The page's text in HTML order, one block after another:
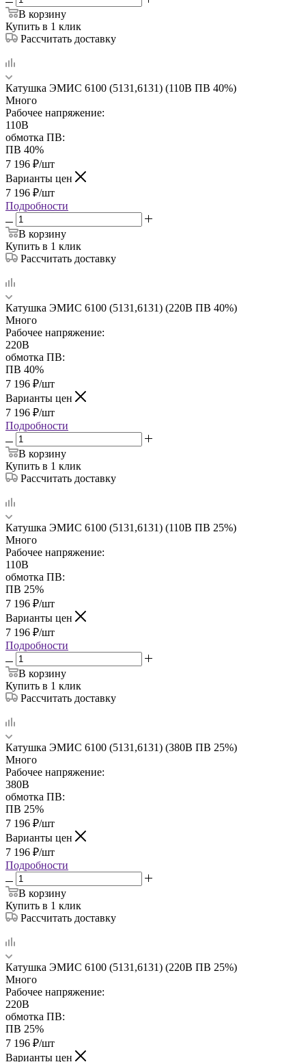
В корзину
Купить в 1 клик
Рассчитать доставку
Катушка ЭМИС 6100 (5131,6131) (110В ПВ 40%)
Много
Рабочее напряжение:
110В
обмотка ПВ:
ПВ 40%
7 196 ₽/шт
Варианты цен
7 196 ₽/шт
Подробности
В корзину
Купить в 1 клик
Рассчитать доставку
Катушка ЭМИС 6100 (5131,6131) (220В ПВ 40%)
Много
Рабочее напряжение:
220В
обмотка ПВ:
ПВ 40%
7 196 ₽/шт
Варианты цен
7 196 ₽/шт
Подробности
В корзину
Купить в 1 клик
Рассчитать доставку
Катушка ЭМИС 6100 (5131,6131) (110В ПВ 25%)
Много
Рабочее напряжение:
110В
обмотка ПВ:
ПВ 25%
7 196 ₽/шт
Варианты цен
7 196 ₽/шт
Подробности
В корзину
Купить в 1 клик
Рассчитать доставку
Катушка ЭМИС 6100 (5131,6131) (380В ПВ 25%)
Много
Рабочее напряжение:
380В
обмотка ПВ:
ПВ 25%
7 196 ₽/шт
Варианты цен
7 196 ₽/шт
Подробности
В корзину
Купить в 1 клик
Рассчитать доставку
Катушка ЭМИС 6100 (5131,6131) (220В ПВ 25%)
Много
Рабочее напряжение:
220В
обмотка ПВ:
ПВ 25%
7 196 ₽/шт
Варианты цен